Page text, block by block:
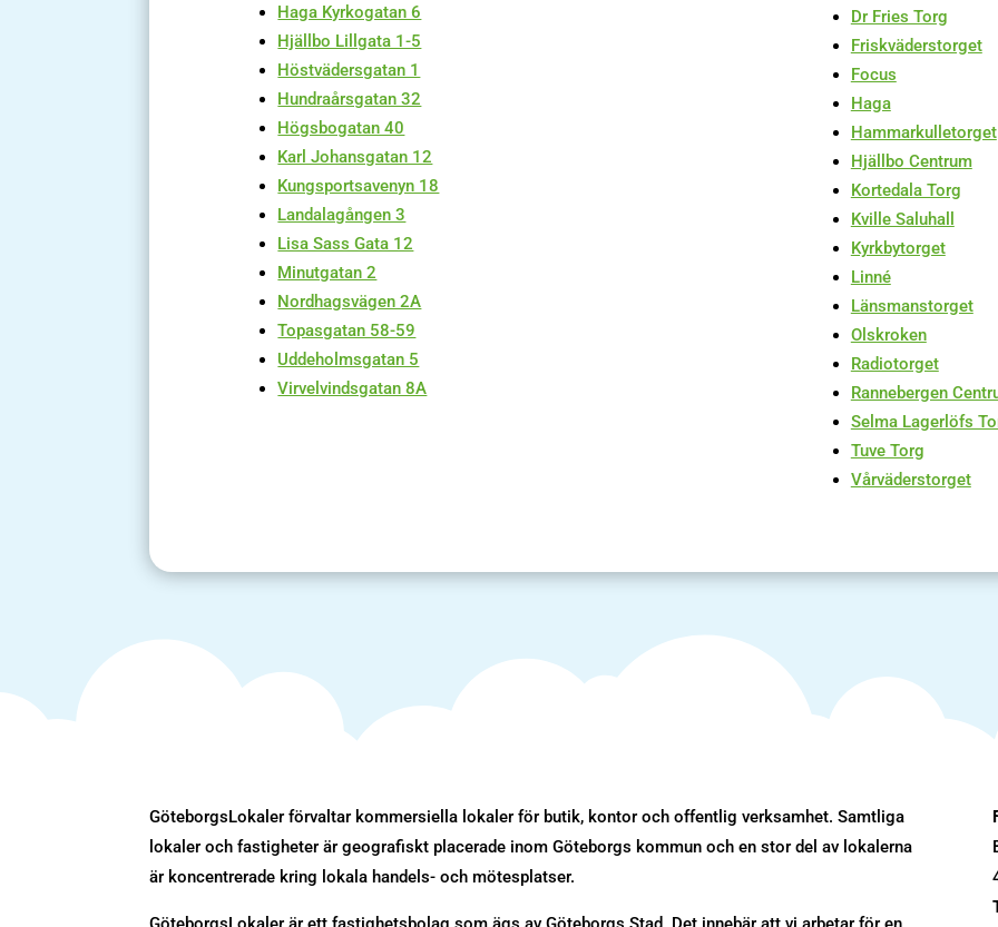
Haga Kyrkogatan 6
Hjällbo Lillgata 1-5
Höstvädersgatan 1
Hundraårsgatan 32
Högsbogatan 40
Karl Johansgatan 12
Kungsportsavenyn 18
Landalagången 3
Lisa Sass Gata 12
Minutgatan 2
Nordhagsvägen 2A
Topasgatan 58-59
Uddeholmsgatan 5
Virvelvindsgatan 8A
Dr Fries Torg
Friskväderstorget
Focus
Haga
Hammarkulletorget
Hjällbo Centrum
Kortedala Torg
Kville Saluhall
Kyrkbytorget
Linné
Länsmanstorget
Olskroken
Radiotorget
Rannebergen
Selma Lagerlöfs
Tuve Torg
Vårväderstorget
GöteborgsLokaler förvaltar kommersiella lokaler för butik, kontor och offentlig verksamhet. Samtliga
lokaler och fastigheter är geografiskt placerade inom Göteborgs kommun och en stor del av lokalerna
är koncentrerade kring lokala handels- och mötesplatser.